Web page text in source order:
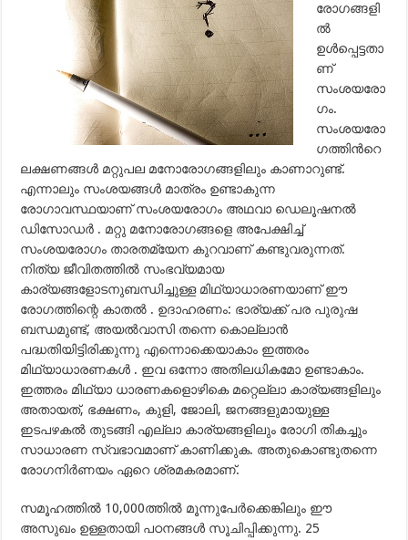
രോഗങ്ങളി
ല്‍
ഉള്‍പ്പെട്ടതാ
ണ്
സംശയരോ
ഗം.
സംശയരോ
ഗത്തിന്‍റെ
ലക്ഷണങ്ങള്‍ മറ്റുപല മനോരോഗങ്ങളിലും കാണാറുണ്ട്.
എന്നാലും സംശയങ്ങള്‍ മാത്രം ഉണ്ടാകുന്ന
രോഗാവസ്ഥയാണ് സംശയരോഗം അഥവാ ഡെലൂഷനല്‍
ഡിസോഡര്‍ . മറ്റു മനോരോഗങ്ങളെ അപേക്ഷിച്ച്
സംശയരോഗം താരതമ്യേന കുറവാണ് കണ്ടുവരുന്നത്.
നിത്യ ജീവിതത്തില്‍ സംഭവ്യമായ
കാര്യങ്ങളോടനുബന്ധിച്ചുള്ള മിഥ്യാധാരണയാണ് ഈ
രോഗത്തിന്റെ കാതല്‍ . ഉദാഹരണം: ഭാര്യക്ക് പര പുരുഷ
ബന്ധമുണ്ട്, അയല്‍വാസി തന്നെ കൊല്ലാന്‍
പദ്ധതിയിട്ടിരിക്കുന്നു എന്നൊക്കെയാകാം ഇത്തരം
മിഥ്യാധാരണകള്‍ . ഇവ ഒന്നോ അതിലധികമോ ഉണ്ടാകാം.
ഇത്തരം മിഥ്യാ ധാരണകളൊഴികെ മറ്റെല്ലാ കാര്യങ്ങളിലും
അതായത്, ഭക്ഷണം, കുളി, ജോലി, ജനങ്ങളുമായുള്ള
ഇടപഴകല്‍ തുടങ്ങി എല്ലാ കാര്യങ്ങളിലും രോഗി തികച്ചും
സാധാരണ സ്വഭാവമാണ് കാണിക്കുക. അതുകൊണ്ടുതന്നെ
രോഗനിര്‍ണയം ഏറെ ശ്രമകരമാണ്.
സമൂഹത്തില്‍ 10,000ത്തില്‍ മൂന്നുപേര്‍ക്കെങ്കിലും ഈ
അസുഖം ഉള്ളതായി പഠനങ്ങള്‍ സൂചിപ്പിക്കുന്നു. 25